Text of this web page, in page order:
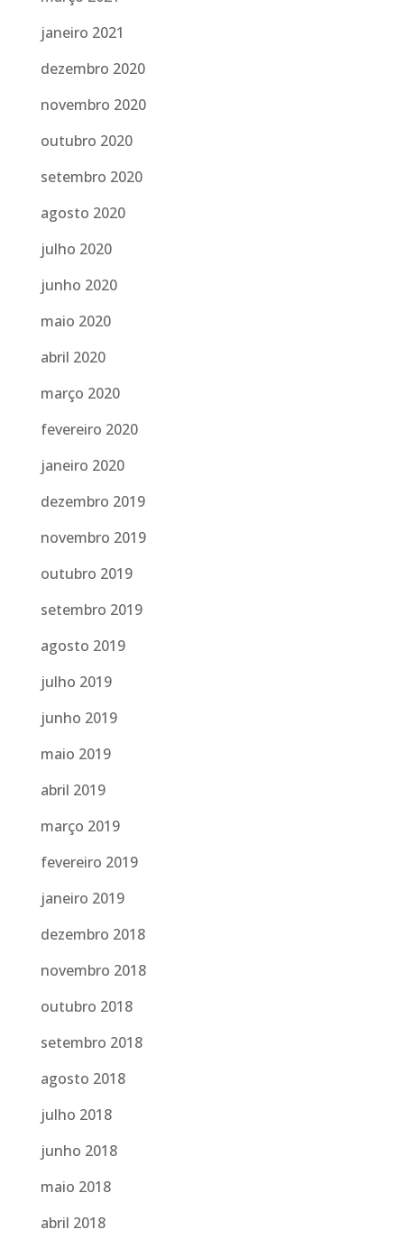
janeiro 2021
dezembro 2020
novembro 2020
outubro 2020
setembro 2020
agosto 2020
julho 2020
junho 2020
maio 2020
abril 2020
março 2020
fevereiro 2020
janeiro 2020
dezembro 2019
novembro 2019
outubro 2019
setembro 2019
agosto 2019
julho 2019
junho 2019
maio 2019
abril 2019
março 2019
fevereiro 2019
janeiro 2019
dezembro 2018
novembro 2018
outubro 2018
setembro 2018
agosto 2018
julho 2018
junho 2018
maio 2018
abril 2018